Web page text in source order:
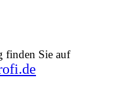
finden Sie auf